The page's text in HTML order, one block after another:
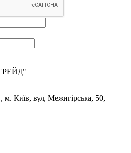
Київ, вул, Межигірська, 50,